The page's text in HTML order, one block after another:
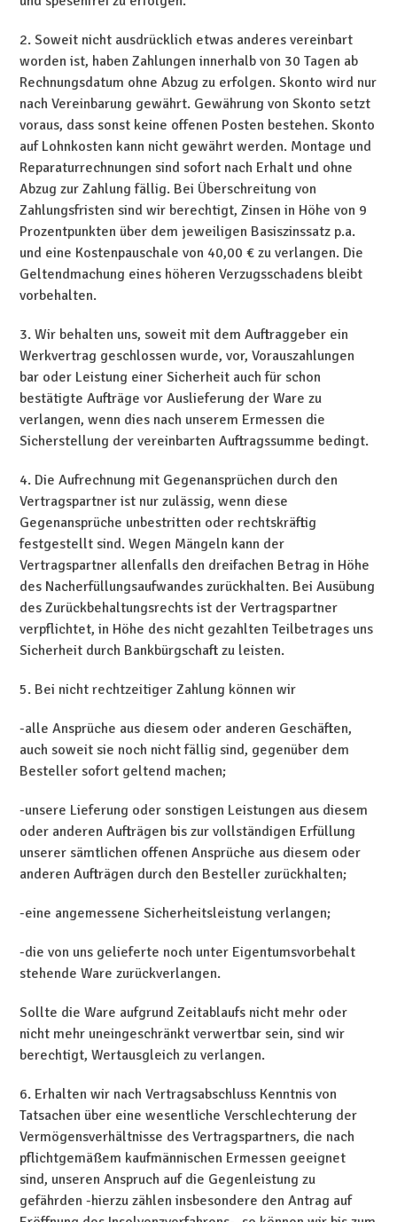
2. Soweit nicht ausdrücklich etwas anderes vereinbart
worden ist, haben Zahlungen innerhalb von 30 Tagen ab
Rechnungsdatum ohne Abzug zu erfolgen. Skonto wird nur
nach Vereinbarung gewährt. Gewährung von Skonto setzt
voraus, dass sonst keine offenen Posten bestehen. Skonto
auf Lohnkosten kann nicht gewährt werden. Montage und
Reparaturrechnungen sind sofort nach Erhalt und ohne
Abzug zur Zahlung fällig. Bei Überschreitung von
Zahlungsfristen sind wir berechtigt, Zinsen in Höhe von 9
Prozentpunkten über dem jeweiligen Basiszinssatz p.a.
und eine Kostenpauschale von 40,00 € zu verlangen. Die
Geltendmachung eines höheren Verzugsschadens bleibt
vorbehalten.
3. Wir behalten uns, soweit mit dem Auftraggeber ein
Werkvertrag geschlossen wurde, vor, Vorauszahlungen
bar oder Leistung einer Sicherheit auch für schon
bestätigte Aufträge vor Auslieferung der Ware zu
verlangen, wenn dies nach unserem Ermessen die
Sicherstellung der vereinbarten Auftragssumme bedingt.
4. Die Aufrechnung mit Gegenansprüchen durch den
Vertragspartner ist nur zulässig, wenn diese
Gegenansprüche unbestritten oder rechtskräftig
festgestellt sind. Wegen Mängeln kann der
Vertragspartner allenfalls den dreifachen Betrag in Höhe
des Nacherfüllungsaufwandes zurückhalten. Bei Ausübung
des Zurückbehaltungsrechts ist der Vertragspartner
verpflichtet, in Höhe des nicht gezahlten Teilbetrages uns
Sicherheit durch Bankbürgschaft zu leisten.
5. Bei nicht rechtzeitiger Zahlung können wir
-alle Ansprüche aus diesem oder anderen Geschäften,
auch soweit sie noch nicht fällig sind, gegenüber dem
Besteller sofort geltend machen;
-unsere Lieferung oder sonstigen Leistungen aus diesem
oder anderen Aufträgen bis zur vollständigen Erfüllung
unserer sämtlichen offenen Ansprüche aus diesem oder
anderen Aufträgen durch den Besteller zurückhalten;
-eine angemessene Sicherheitsleistung verlangen;
-die von uns gelieferte noch unter Eigentumsvorbehalt
stehende Ware zurückverlangen.
Sollte die Ware aufgrund Zeitablaufs nicht mehr oder
nicht mehr uneingeschränkt verwertbar sein, sind wir
berechtigt, Wertausgleich zu verlangen.
6. Erhalten wir nach Vertragsabschluss Kenntnis von
Tatsachen über eine wesentliche Verschlechterung der
Vermögensverhältnisse des Vertragspartners, die nach
pflichtgemäßem kaufmännischen Ermessen geeignet
sind, unseren Anspruch auf die Gegenleistung zu
gefährden -hierzu zählen insbesondere den Antrag auf